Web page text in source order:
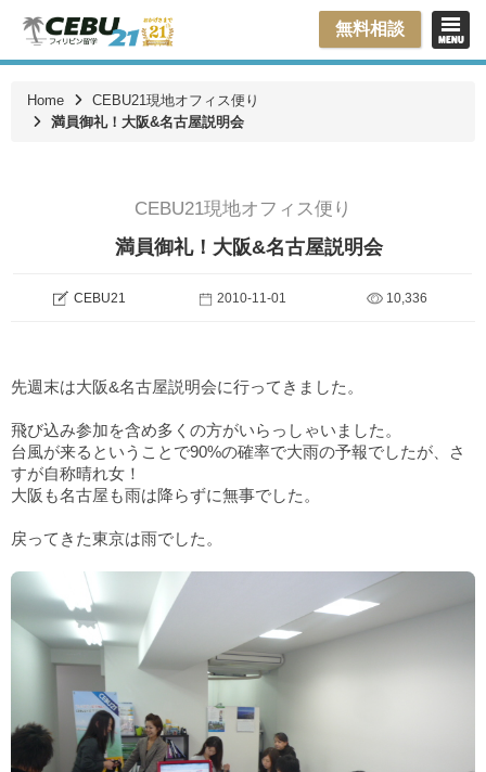
無料相談
Home
CEBU21現地オフィス便り
満員御礼！大阪&名古屋説明会
CEBU21現地オフィス便り
満員御礼！大阪&名古屋説明会
CEBU21 2010-11-01 10,336
先週末は大阪&名古屋説明会に行ってきました。
飛び込み参加を含め多くの方がいらっしゃいました。
台風が来るということで90%の確率で大雨の予報でしたが、さ
すが自称晴れ女！
大阪も名古屋も雨は降らずに無事でした。
戻ってきた東京は雨でした。